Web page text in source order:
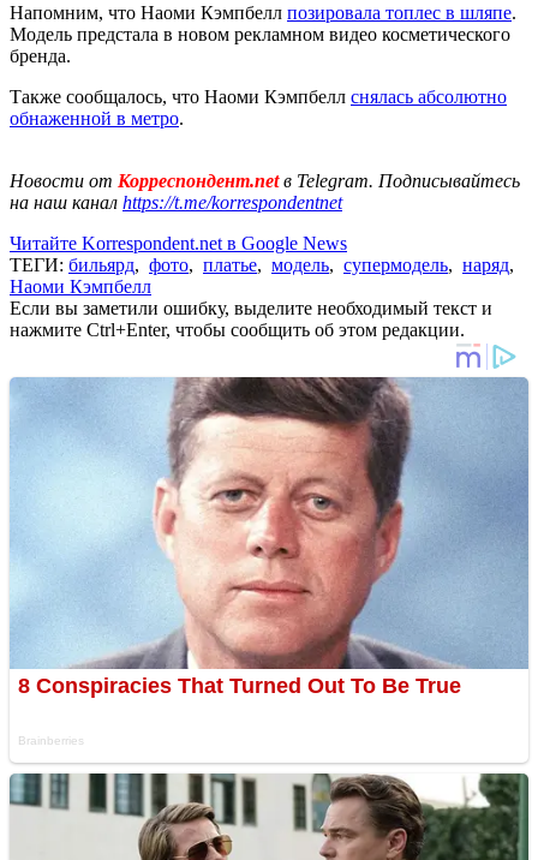
Напомним, что Наоми Кэмпбелл позировала топлес в шляпе.
Модель предстала в новом рекламном видео косметического
бренда.
Также сообщалось, что Наоми Кэмпбелл снялась абсолютно
обнаженной в метро.
Новости от Корреспондент.netв Telegram. Подписывайтесь
на наш канал https://t.me/korrespondentnet
Читайте Korrespondent.net в Google News
ТЕГИ: бильярд, фото, платье, модель, супермодель, наряд,
Наоми Кэмпбелл
Если вы заметили ошибку, выделите необходимый текст и
нажмите Ctrl+Enter, чтобы сообщить об этом редакции.